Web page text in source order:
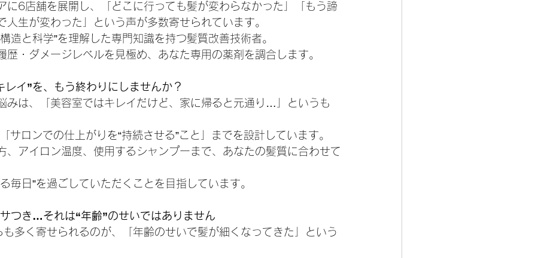
に6店舗を展開し、「どこに行っても髪が変わらなかった」「もう諦
人生が変わった」という声が多数寄せられています。
造と科学”を理解した専門知識を持つ髪質改善技術者。
歴・ダメージレベルを見極め、あなた専用の薬剤を調合します。
レイ”を、もう終わりにしませんか？
みは、「美容室ではキレイだけど、家に帰ると元通り…」というも
サロンでの仕上がりを“持続させる”こと」までを設計しています。
、アイロン温度、使用するシャンプーまで、あなたの髪質に合わせて
毎日”を過ごしていただくことを目指しています。
つき…それは“年齢”のせいではありません
多く寄せられるのが、「年齢のせいで髪が細くなってきた」という